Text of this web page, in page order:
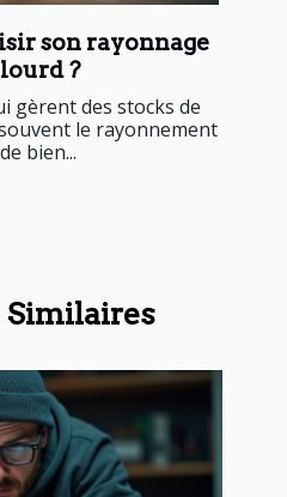
son rayonnage
?
gèrent des stocks de
le rayonnement
bien...